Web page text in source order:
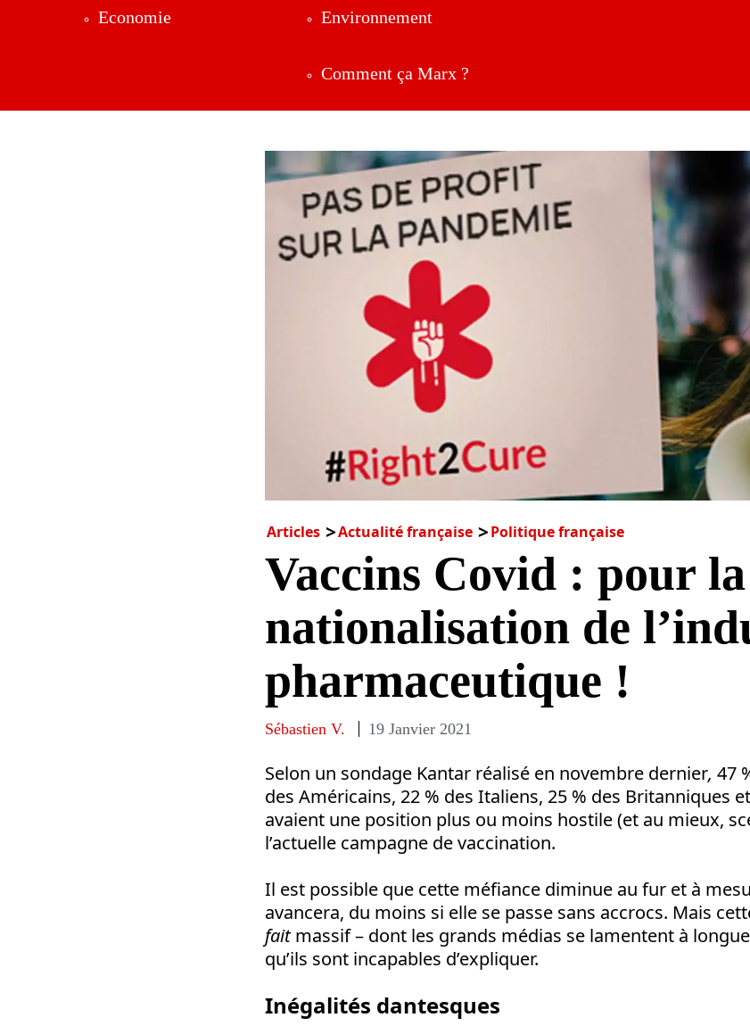
Economie Environnement
Comment ça Marx ?
Articles Actualité française Politique française
Vaccins Covid : pour la
nationalisation de
pharmaceutique !
Sébastien V. 19 Janvier 2021
Selon un sondage Kantar réalisé en novembre dernier, 47
des Américains, 22 % des Italiens, 25 % des Britanniques
avaient une position plus ou moins hostile (et au mieux,
l’actuelle campagne de vaccination.
Il est possible que cette méfiance diminue au fur et à
avancera, du moins si elle se passe sans accrocs. Mais
faitmassif – dont les grands médias se lamentent à
qu’ils sont incapables d’expliquer.
Inégalités dantesques